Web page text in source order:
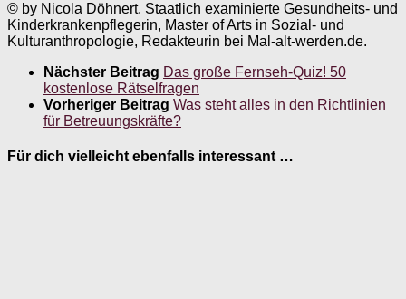
© by Nicola Döhnert. Staatlich examinierte Gesundheits- und
Kinderkrankenpflegerin, Master of Arts in Sozial- und
Kulturanthropologie, Redakteurin bei Mal-alt-werden.de.
Nächster Beitrag Das große Fernseh-Quiz! 50
kostenlose Rätselfragen
Vorheriger Beitrag Was steht alles in den Richtlinien
für Betreuungskräfte?
Für dich vielleicht ebenfalls interessant …